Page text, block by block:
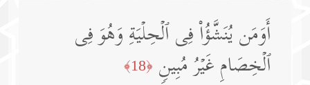
أَوَمَن یُنَشَّؤُا۟ فِی ٱلۡحِلۡیَةِ وَهُوَ فِی
ٱلۡخِصَامِ غَیۡرُ مُبِینࣲ ﴿18﴾